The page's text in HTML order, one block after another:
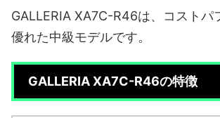
GALLERIA XA7C-R46は、コストパ
優れた中級モデルです。
GALLERIA XA7C-R46の特徴